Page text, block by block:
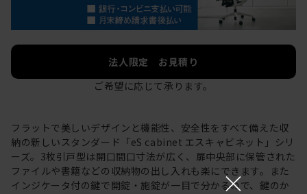
法人限定 お見積り
ご希望に応じて承ります。
フラットで美しいデザインと機能性、安全性をすべて備えた収
納の新しいスタンダード「eS cabinet エスキャビネット」シリ
ーズ。3枚引戸型は開口間口寸法が広く、扉中央部に保管された
ファイルや書籍などの収納物の出し入れも楽にできます。また
インジケータ付の鍵で開錠・施錠が一目で分かるので、鍵のか
×